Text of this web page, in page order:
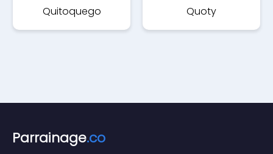
Quitoquego Quoty
Parrainage.co